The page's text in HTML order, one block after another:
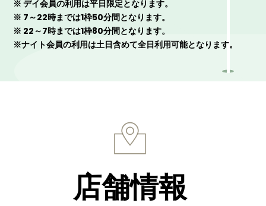
※ デイ会員の利用は平日限定となります。
※ 7～22時までは1枠50分間となります。
※ 22～7時までは1枠80分間となります。
※ナイト会員の利用は土日含めて全日利用可能となります。
店舗情報